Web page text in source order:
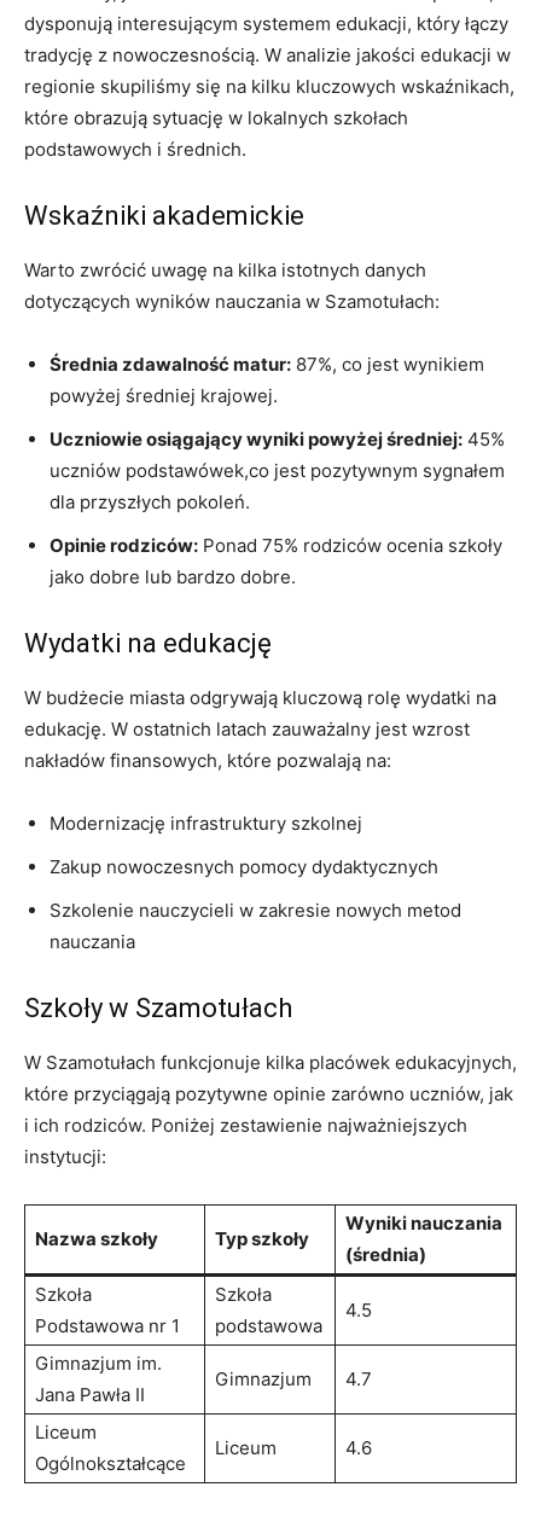
dysponują interesującym systemem edukacji, który łączy
tradycję z nowoczesnością. W analizie jakości edukacji w
regionie skupiliśmy się na kilku kluczowych wskaźnikach,
które obrazują sytuację w lokalnych szkołach
podstawowych i średnich.
Wskaźniki akademickie
Warto zwrócić uwagę na kilka istotnych danych
dotyczących wyników nauczania w Szamotułach:
Średnia zdawalność matur: 87%, co jest wynikiem
powyżej średniej krajowej.
Uczniowie osiągający wyniki powyżej średniej: 45%
uczniów podstawówek,co jest pozytywnym sygnałem
dla przyszłych pokoleń.
Opinie rodziców: Ponad 75% rodziców ocenia szkoły
jako dobre lub bardzo dobre.
Wydatki na edukację
W budżecie miasta odgrywają kluczową rolę wydatki na
edukację. W ostatnich latach zauważalny jest wzrost
nakładów finansowych, które pozwalają na:
Modernizację infrastruktury szkolnej
Zakup nowoczesnych pomocy dydaktycznych
Szkolenie nauczycieli w zakresie nowych metod
nauczania
Szkoły w Szamotułach
W Szamotułach funkcjonuje kilka placówek edukacyjnych,
które przyciągają pozytywne opinie zarówno uczniów, jak
i ich rodziców. Poniżej zestawienie najważniejszych
instytucji:
Nazwa szkoły Typ szkoły
Wyniki nauczania
(średnia)
Szkoła
Podstawowa nr 1
Szkoła
podstawowa
4.5
Gimnazjum im.
Jana Pawła II
Gimnazjum 4.7
Liceum
Ogólnokształcące
Liceum 4.6